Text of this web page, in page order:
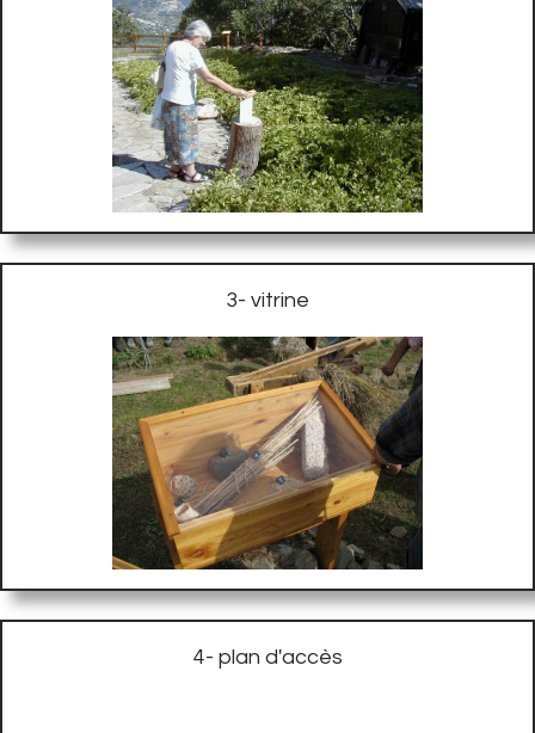
3- vitrine
4- plan d'accès